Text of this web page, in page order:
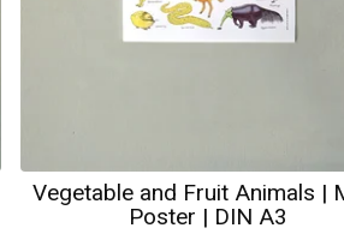
Vegetable and Fruit Animals |
Poster | DIN A3